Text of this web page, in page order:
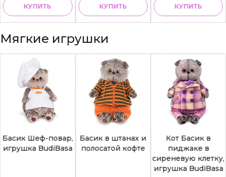
КУПИТЬ КУПИТЬ КУПИТЬ
Мягкие игрушки
Басик Шеф-повар,
игрушка BudiBasa
Басик в штанах и
полосатой кофте
Кот Басик в
пиджаке в
сиреневую клетку,
игрушка BudiBasa